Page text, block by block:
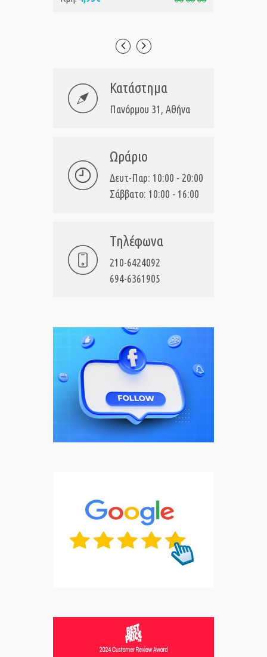
Κατάστημα
Πανόρμου 31, Αθήνα
Ωράριο
Δευτ-Παρ: 10:00 - 20:00
Σάββατο: 10:00 - 16:00
Τηλέφωνα
210-6424092
694-6361905